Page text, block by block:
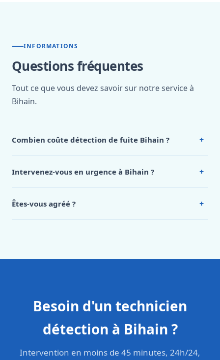
INFORMATIONS
Questions fréquentes
Tout ce que vous devez savoir sur notre service à
Bihain.
Combien coûte détection de fuite Bihain ? +
appelez le 0472 53 24 26.
Intervenez-vous en urgence à Bihain ? +
Êtes-vous agréé ? +
Besoin d'un technicien
détection à Bihain ?
Intervention en moins de 45 minutes, 24h/24,